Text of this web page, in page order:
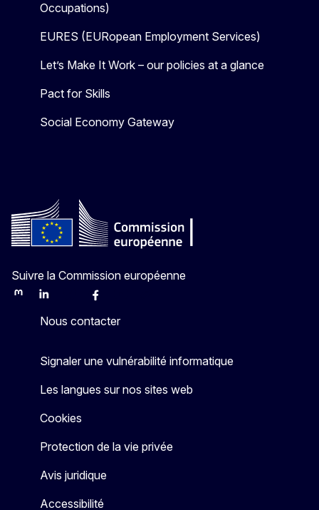
Occupations)
EURES (EURopean Employment Services)
Let’s Make It Work – our policies at a glance
Pact for Skills
Social Economy Gateway
Suivre la Commission européenne
MastodonLinkedInBlueskyFacebook
Nous contacter
Signaler une vulnérabilité informatique
Les langues sur nos sites web
Cookies
Protection de la vie privée
Avis juridique
Accessibilité